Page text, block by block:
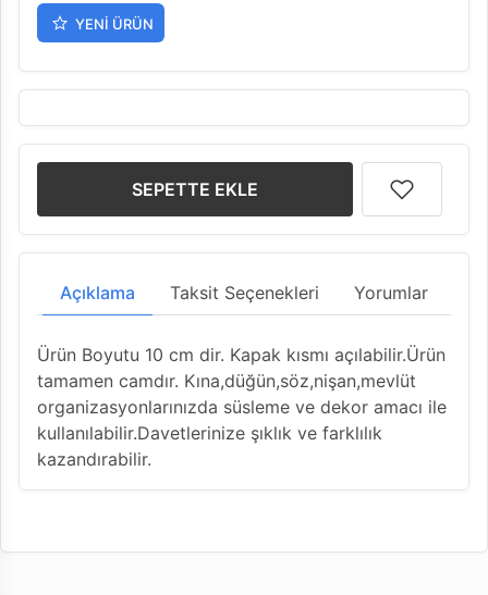
YENI ÜRÜN
SEPETTE EKLE
Açıklama Taksit Seçenekleri Yorumlar
Ürün Boyutu 10 cm dir. Kapak kısmı açılabilir.Ürün
tamamen camdır. Kına,düğün,söz,nişan,mevlüt
organizasyonlarınızda süsleme ve dekor amacı ile
kullanılabilir.Davetlerinize şıklık ve farklılık
kazandırabilir.